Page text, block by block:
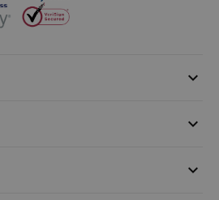
keyboard_arrow_down
keyboard_arrow_down
keyboard_arrow_down